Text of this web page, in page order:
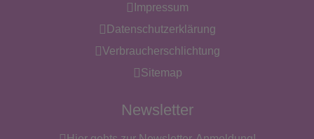
Impressum
Datenschutzerklärung
Verbraucherschlichtung
Sitemap
Newsletter